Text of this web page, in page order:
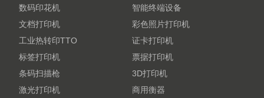
数码印花机
智能终端设备
文档打印机
彩色照片打印机
工业热转印TTO
证卡打印机
标签打印机
票据打印机
条码扫描枪
3D打印机
激光打印机
商用衡器